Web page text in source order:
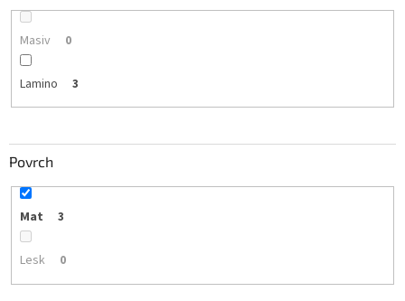
Masiv 0
Lamino 3
Povrch
Mat 3
Lesk 0